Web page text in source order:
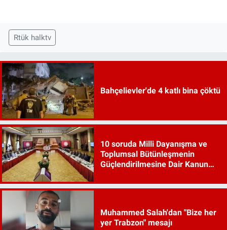
Rtük halktv
Bahçelievler'de 4 katlı bina çöktü
10 soruda Milli Dayanışma ve
Toplumsal Bütünleşmenin
Güçlendirilmesine Dair Kanun
Muhammed Salah'dan "Bize her
yer Trabzon" mesajı